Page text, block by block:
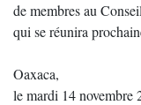
de membres au
qui se réunira
Oaxaca,
le mardi 14 novembre